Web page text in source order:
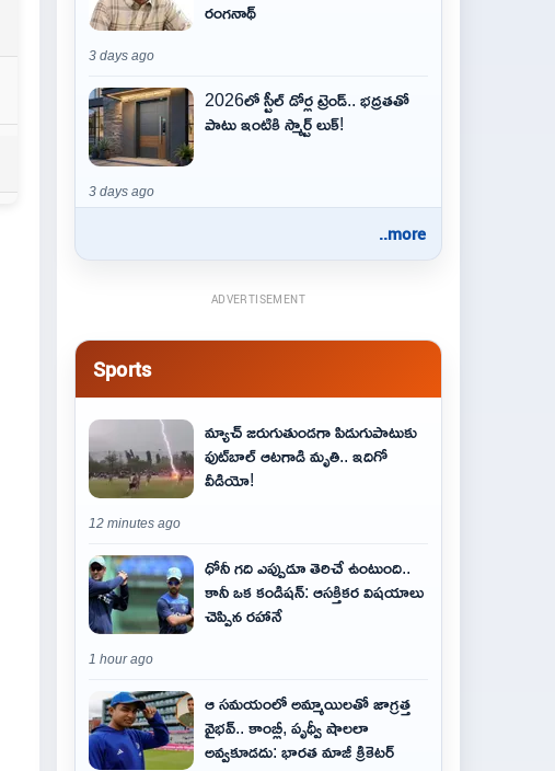
రంగనాథ్
3 days ago
2026లో స్టీల్ డోర్ల ట్రెండ్.. భద్రతతో
పాటు ఇంటికి స్మార్ట్ లుక్!
3 days ago
..more
ADVERTISEMENT
Sports
మ్యాచ్ జరుగుతుండగా పిడుగుపాటుకు
ఫుట్‌బాల్ ఆటగాడి మృతి.. ఇదిగో
వీడియో!
12 minutes ago
ధోనీ గది ఎప్పుడూ తెరిచే ఉంటుంది..
కానీ ఒక కండిషన్: ఆసక్తికర విషయాలు
చెప్పిన రహానే
1 hour ago
ఆ స‌మ‌యంలో అమ్మాయిల‌తో జాగ్ర‌త్త‌
వైభ‌వ్‌.. కాంబ్లీ, పృథ్వీ షాలలా
అవ్వ‌కూడ‌దు: భార‌త మాజీ క్రికెట‌ర్‌